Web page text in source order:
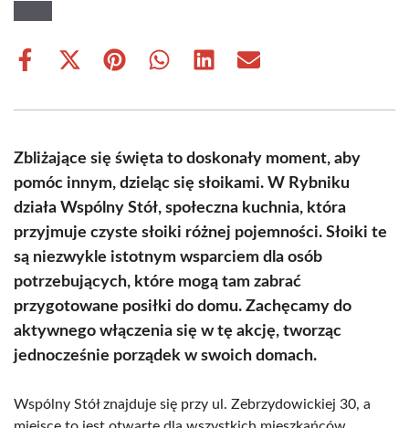
Share
Share
(Twitter)
Share Share Share Share
Zbliżające się święta to doskonały moment, aby
pomóc innym, dzieląc się słoikami. W Rybniku
działa Wspólny Stół, społeczna kuchnia, która
przyjmuje czyste słoiki różnej pojemności. Słoiki te
są niezwykle istotnym wsparciem dla osób
potrzebujących, które mogą tam zabrać
przygotowane posiłki do domu. Zachęcamy do
aktywnego włączenia się w tę akcję, tworząc
jednocześnie porządek w swoich domach.
Wspólny Stół znajduje się przy ul. Zebrzydowickiej 30, a